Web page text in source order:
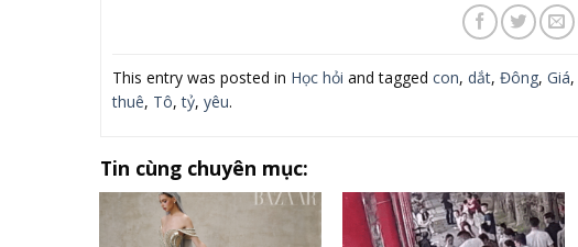
This entry was posted in Học hỏi and tagged con, dắt, Đông, Giá,
thuê, Tô,tỷ, yêu.
Tin cùng chuyên mục: